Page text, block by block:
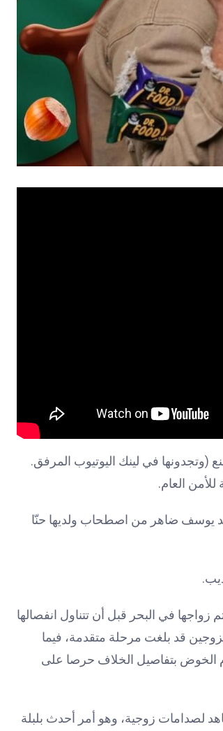
في لينك اليوتيوب المرفق.
للأمن العام.
يوسف ضاهر من اصطحاب ولديها حنّا
في البحر قبل أن تتناول انفصالها
قد بلغت مرحلة متقدمة، فيما
الخوض بتفاصيل الخلاف حرصا على
لصدامات زوجية، وهو أمر أحدث بلبلة